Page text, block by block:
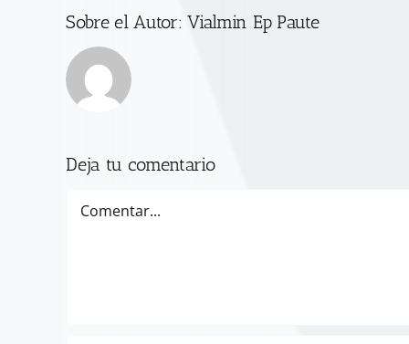
Sobre el Autor:Vialmin Ep Paute
Deja tu comentario